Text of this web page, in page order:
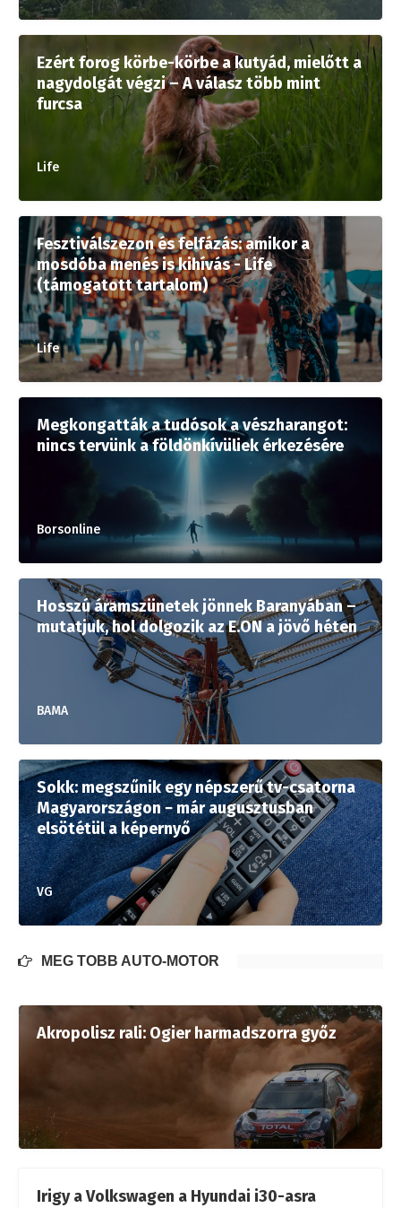
Ezért forog körbe-körbe a kutyád, mielőtt a
nagydolgát végzi – A válasz több mint
furcsa
Life
Fesztiválszezon és felfázás: amikor a
mosdóba menés is kihívás - Life
(támogatott tartalom)
Life
Megkongatták a tudósok a vészharangot:
nincs tervünk a földönkívüliek érkezésére
Borsonline
Hosszú áramszünetek jönnek Baranyában –
mutatjuk, hol dolgozik az E.ON a jövő héten
BAMA
Sokk: megszűnik egy népszerű tv-csatorna
Magyarországon − már augusztusban
elsötétül a képernyő
VG
MÉG TÖBB AUTÓ-MOTOR
Akropolisz rali: Ogier harmadszorra győz
Irigy a Volkswagen a Hyundai i30-asra